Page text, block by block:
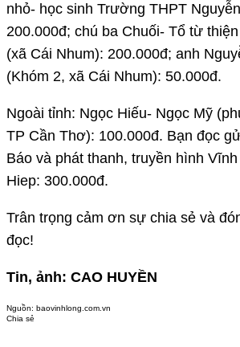
nhỏ- học sinh Trường THPT
200.000đ; chú ba Chuối- Tổ từ
(xã Cái Nhum): 200.000đ; anh
(Khóm 2, xã Cái Nhum): 50.000đ.
Ngoài tỉnh: Ngọc Hiếu- Ngọc Mỹ
TP Cần Thơ): 100.000đ. Bạn đọc
Báo và phát thanh, truyền hình
Hiep: 300.000đ.
Trân trọng cảm ơn sự chia sẻ và
đọc!
Tin, ảnh: CAO HUYỀN
Nguồn: baovinhlong.com.vn
Chia sẻ